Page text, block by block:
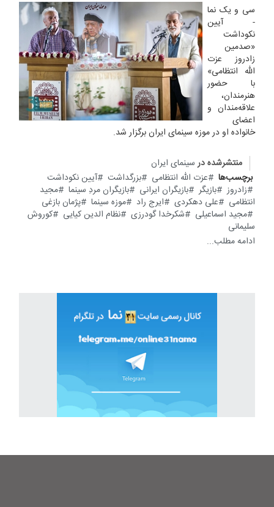
سی و یک نما
- آیین
نکوداشت
«صدمین
زادروز عزت
الله انتظامی»
با حضور
هنرمندان،
علاقه‌مندان و
اعضای
خانواده او در موزه سینمای ایران برگزار شد.
منتشرشده در سینمای ایران
برچسب‌ها
عزت الله انتظامی بزرگداشت
آیین نکوداشت
زادروز
بازیگر بازیگران ایرانی بازیگران مردِ سینما
مجید
انتظامی
علی دهکردی ایرج راد موزه سینما
پژمان بازغی
مجید اسماعیلی
شکرخدا گودرزی نظام الدین کیایی
کوروش
سلیمانی
ادامه مطلب...